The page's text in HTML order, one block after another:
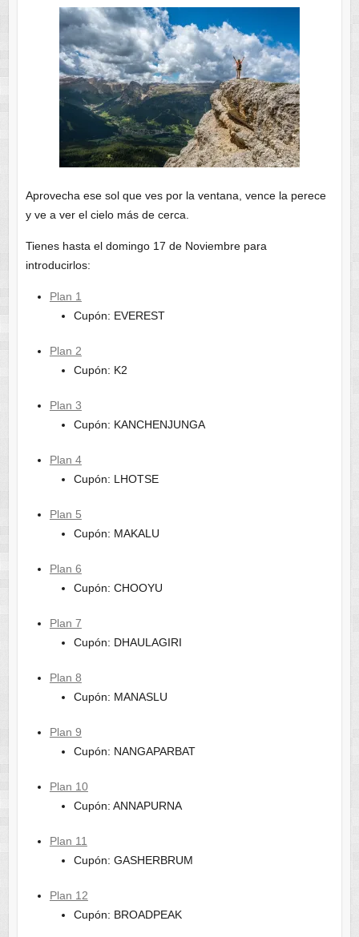
Aprovecha ese sol que ves por la ventana, vence la perece
y ve a ver el cielo más de cerca.
Tienes hasta el domingo 17 de Noviembre para
introducirlos:
Plan 1
Cupón: EVEREST
Plan 2
Cupón: K2
Plan 3
Cupón: KANCHENJUNGA
Plan 4
Cupón: LHOTSE
Plan 5
Cupón: MAKALU
Plan 6
Cupón: CHOOYU
Plan 7
Cupón: DHAULAGIRI
Plan 8
Cupón: MANASLU
Plan 9
Cupón: NANGAPARBAT
Plan 10
Cupón: ANNAPURNA
Plan 11
Cupón: GASHERBRUM
Plan 12
Cupón: BROADPEAK